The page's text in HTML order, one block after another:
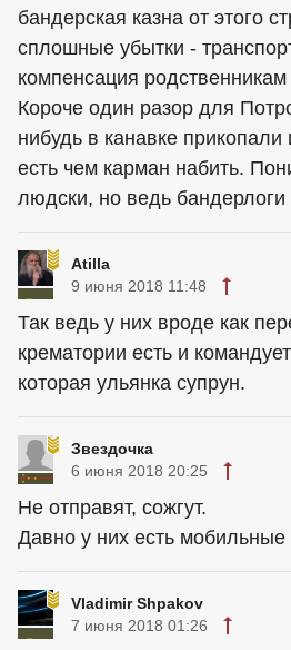
бандерская казна от этого
сплошные убытки -
компенсация
Короче один разор для
нибудь в канавке прикопали
есть чем карман набить.
людски, но ведь
Atilla
9 июня 2018 11:48
Так ведь у них вроде как
крематории есть и
которая ульянка супрун.
Звездочка
6 июня 2018 20:25
Не отправят, сожгут.
Давно у них есть мобильные
Vladimir Shpakov
7 июня 2018 01:26